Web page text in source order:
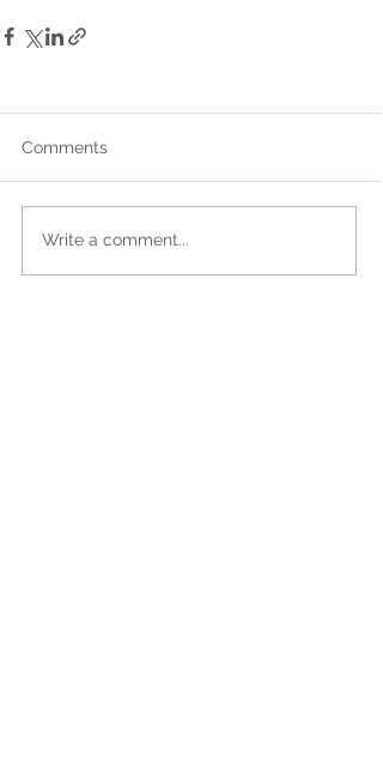
Comments
Write a comment...